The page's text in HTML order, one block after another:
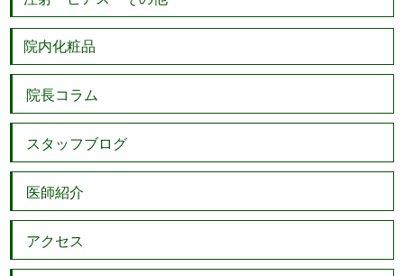
院内化粧品
院長コラム
スタッフブログ
医師紹介
アクセス